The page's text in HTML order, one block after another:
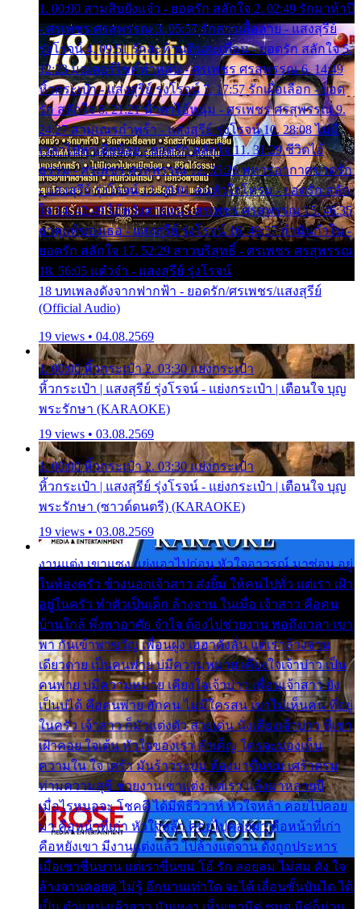
1. 00:00 สามสิบยังแจ๋ว - ยอดรัก สลักใจ 2. 02:49 รักมาห้าปี
- ศรเพชร ศรสุพรรณ 3. 05:57 รักสาวเสื้อลาย - แสงสุรีย์
รุ่งโรจน์ 4. 09:51 รักสะท้านดินสะเทือน - ยอดรัก สลักใจ 5.
12:23 มอเตอร์ไซค์ทำหล่น - ศรเพชร ศรสุพรรณ 6. 14:49
หิ้วกระเป๋า - แสงสุรีย์ รุ่งโรจน์ 7. 17:57 รักเผื่อเลือก - ยอด
รัก สลักใจ 8. 21:21 น้ำตาไอ้หนุ่ม - ศรเพชร ศรสุพรรณ 9.
24:27 สามเณรกำพร้า - แสงสุรีย์ รุ่งโรจน์ 10. 28:08 ไม่มี
เวลาไปหาเมียน้อย - ยอดรัก สลักใจ 11. 31:29 ชีวิตไอ้
ธรรม - ศรเพชร ศรสุพรรณ 12. 35:26 ทหารอากาศขาดรัก
- แสงสุรีย์ รุ่งโรจน์ 13. 39:01 คนหัวใจโทรม - ยอดรัก สลัก
ใจ 14. 42:49 ไอ้หวังตายแน่ - ศรเพชร ศรสุพรรณ 15. 46:35
ธาตุแท้ของเธอ - แสงสุรีย์ รุ่งโรจน์ 16. 49:57 กำนันกำใน -
ยอดรัก สลักใจ 17. 52:29 สาวบริสุทธิ์ - ศรเพชร ศรสุพรรณ
18. 56:05 แต๋วจ๋า - แสงสุรีย์ รุ่งโรจน์
18 บทเพลงดังจากฟากฟ้า - ยอดรัก/ศรเพชร/แสงสุรีย์
(Official Audio)
19 views • 04.08.2569
1. 00:00 หิ้วกระเป๋า 2. 03:30 แย่งกระเป๋า
หิ้วกระเป๋า | แสงสุรีย์ รุ่งโรจน์ - แย่งกระเป๋า | เตือนใจ บุญ
พระรักษา (KARAOKE)
19 views • 03.08.2569
1. 00:00 หิ้วกระเป๋า 2. 03:30 แย่งกระเป๋า
หิ้วกระเป๋า | แสงสุรีย์ รุ่งโรจน์ - แย่งกระเป๋า | เตือนใจ บุญ
พระรักษา (ซาวด์ดนตรี) (KARAOKE)
19 views • 03.08.2569
งานแต่ง เขาแซง แย่งเอาไปก่อน หัวใจอาวรณ์ มาซ่อน อยู่
ในห้องครัว ข้างนอกเจ้าสาว ส่งยิ้ม ให้คนไปทั่ว แต่เรา เฝ้า
อยู่ในครัว ทำตัวเป็นเด็ก ล้างจาน ในเมื่อ เจ้าสาว คือคน
บ้านใกล้ พึ่งพาอาศัย จำใจ ต้องไปช่วยงาน พอถึงเวลา เขา
พา กันเข้าพาขวัญ เพื่อนฝูง เฮฮาดังลั่น แต่เราล้างจาน
เดียวดาย เป็นคนพ่าย บ่มีความหมาย เคียงใจเจ้าบ่าว เป็น
คนพ่าย บ่มีความหมาย เคียงใจเจ้าบ่าว เพื่อนเจ้าสาว ยัง
เป็นบ่ได้ คือคนพ่าย ฮักคน ไม่มีใครสน เขาไม่เห็นคน ที่อยู่
ในครัว เจ้าสาว ก็มัวแต่งตัว สวยเด่น นั่งเคียงเจ้าบ่าว ที่เขา
เฝ้าคอย ใจเต้น หัวใจของเรา ลำเค็ญ ใครจะมองเห็น
ความใน ใจ เศร้า มันร้าวระบม ต้องมาขื่นขม เศร้าตรม
ท่ามความสุขี ช่วยงานเขาแต่ง แต่เรา แล้งมาหลายปี
เมื่อไรหนอจะ โชคดี ได้มีพิธีวิวาห์ หัวใจหล้า คอยไปคอย
มา คือหน้าที่เก่า หัวใจหล้า คอยไปคอยมา คือหน้าที่เก่า
คือหยังเขา มีงานแต่งแล้ว ไปล้างแต่จาน ดั่งถูกประหาร
เมื่อเขาชื่นบาน แต่เราขื่นขม โอ้ รัก ลอยลม ไม่สม ดัง ใจ
ล้างจานคอยคู่ ไม่รู้ อีกนานเท่าใด จะได้ เลื่อนขั้นบันได ได้